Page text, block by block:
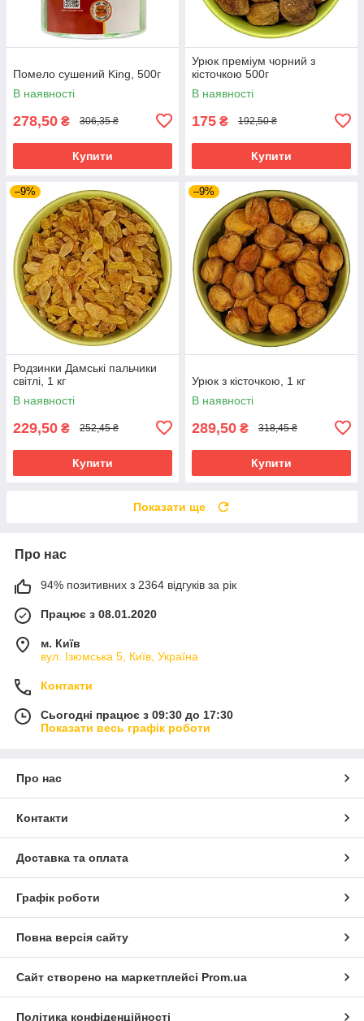
Помело сушений King, 500г
В наявності
278,50 ₴ 306,35 ₴
Купити
Урюк преміум чорний з
кісточкою 500г
В наявності
175 ₴ 192,50 ₴
Купити
–9%
Родзинки Дамські пальчики
світлі, 1 кг
В наявності
229,50 ₴ 252,45 ₴
Купити
–9%
Урюк з кісточкою, 1 кг
В наявності
289,50 ₴ 318,45 ₴
Купити
Показати ще
Про нас
94% позитивних з 2364 відгуків за рік
Працює з 08.01.2020
м. Київ
вул. Ізюмська 5, Київ, Україна
Контакти
Сьогодні працює з 09:30 до 17:30
Показати весь графік роботи
Про нас
Контакти
Доставка та оплата
Графік роботи
Повна версія сайту
Сайт створено на маркетплейсі Prom.ua
Політика конфіденційності